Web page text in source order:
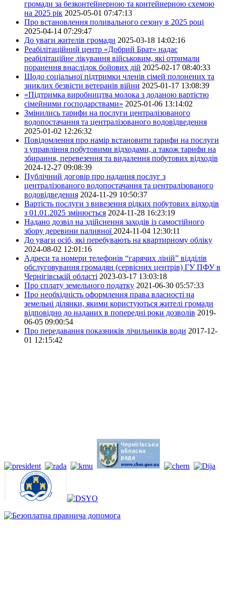
громади за безконтейнерною та контейнерною схемою
на 2025 рік 2025-05-01 07:47:13
Про встановлення поливального сезону в 2025 році
2025-04-14 07:29:47
До уваги жителів громади 2025-03-18 14:02:16
Реабілітаційний центр «Добрий Брат» надає
реабілітаційне лікування військовим, які отримали
поранення внаслідок бойових дій 2025-02-17 08:40:33
Щодо соціальної підтримки членів сімей полонених та
зниклих безвісти ветеранів війни 2025-01-17 13:08:39
«Підтримка виробництва молока з доданою вартістю
сімейними господарствами» 2025-01-06 13:14:02
Змінились тарифи на послуги централізованого
водопостачання та централізованого водовідведення
2025-01-02 12:26:32
Повідомлення про намір встановити тарифи на послуги
з управління побутовими відходами, а також тарифи на
збирання, перевезення та видалення побутових відходів
2024-12-27 09:08:39
Публічний договір про надання послуг з
централізованого водопостачання та централізованого
водовідведення 2024-11-29 10:50:37
Вартість послуги з вивезення рідких побутових відходів
з 01.01.2025 змінюється 2024-11-28 16:23:19
Надано дозвіл на здійснення заходів із самостійного
збору деревини паливної2024-11-04 12:30:11
До уваги осіб, які перебувають на квартирному обліку
2024-08-02 12:01:16
Адреси та номери телефонів “гарячих ліній” відділів
обслуговування громадян (сервісних центрів) ГУ ПФУ в
Чернігівській області 2023-03-17 13:03:18
Про сплату земельного податку 2021-06-30 05:57:33
Про необхідність оформлення права власності на
земельні ділянки, якими користуються жителі громади
відповідно до наданих в попередні роки дозволів 2019-
06-05 09:00:54
Про передавання показників лічильників води 2017-12-
01 12:15:42